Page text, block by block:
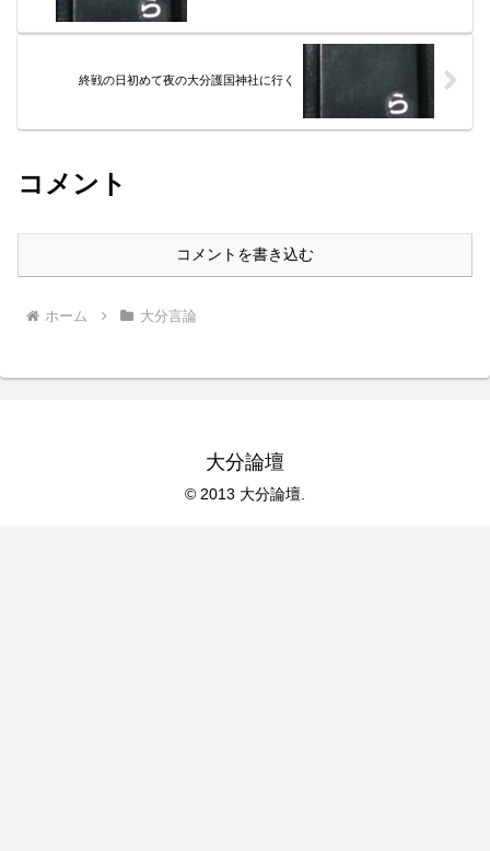
終戦の日初めて夜の大分護国神社に行く
コメント
コメントを書き込む
ホーム 大分言論
大分論壇
© 2013 大分論壇.